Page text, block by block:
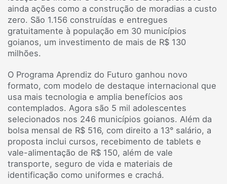
ainda ações como a construção de moradias a custo
zero. São 1.156 construídas e entregues
gratuitamente à população em 30 municípios
goianos, um investimento de mais de R$ 130
milhões.
O Programa Aprendiz do Futuro ganhou novo
formato, com modelo de destaque internacional que
usa mais tecnologia e amplia benefícios aos
contemplados. Agora são 5 mil adolescentes
selecionados nos 246 municípios goianos. Além da
bolsa mensal de R$ 516, com direito a 13° salário, a
proposta inclui cursos, recebimento de tablets e
vale-alimentação de R$ 150, além de vale
transporte, seguro de vida e materiais de
identificação como uniformes e crachá.